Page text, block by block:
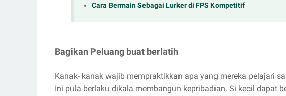
Cara Bermain Sebagai Lurker di FPS Kompetitif
Bagikan Peluang buat berlatih
Kanak- kanak wajib mempraktikkan apa yang mereka pelajari
Ini pula berlaku dikala membangun kepribadian. Si kecil dapat